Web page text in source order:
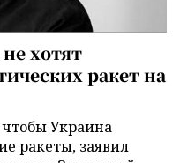
хотят
ракет на
Украина
ракеты, заявил